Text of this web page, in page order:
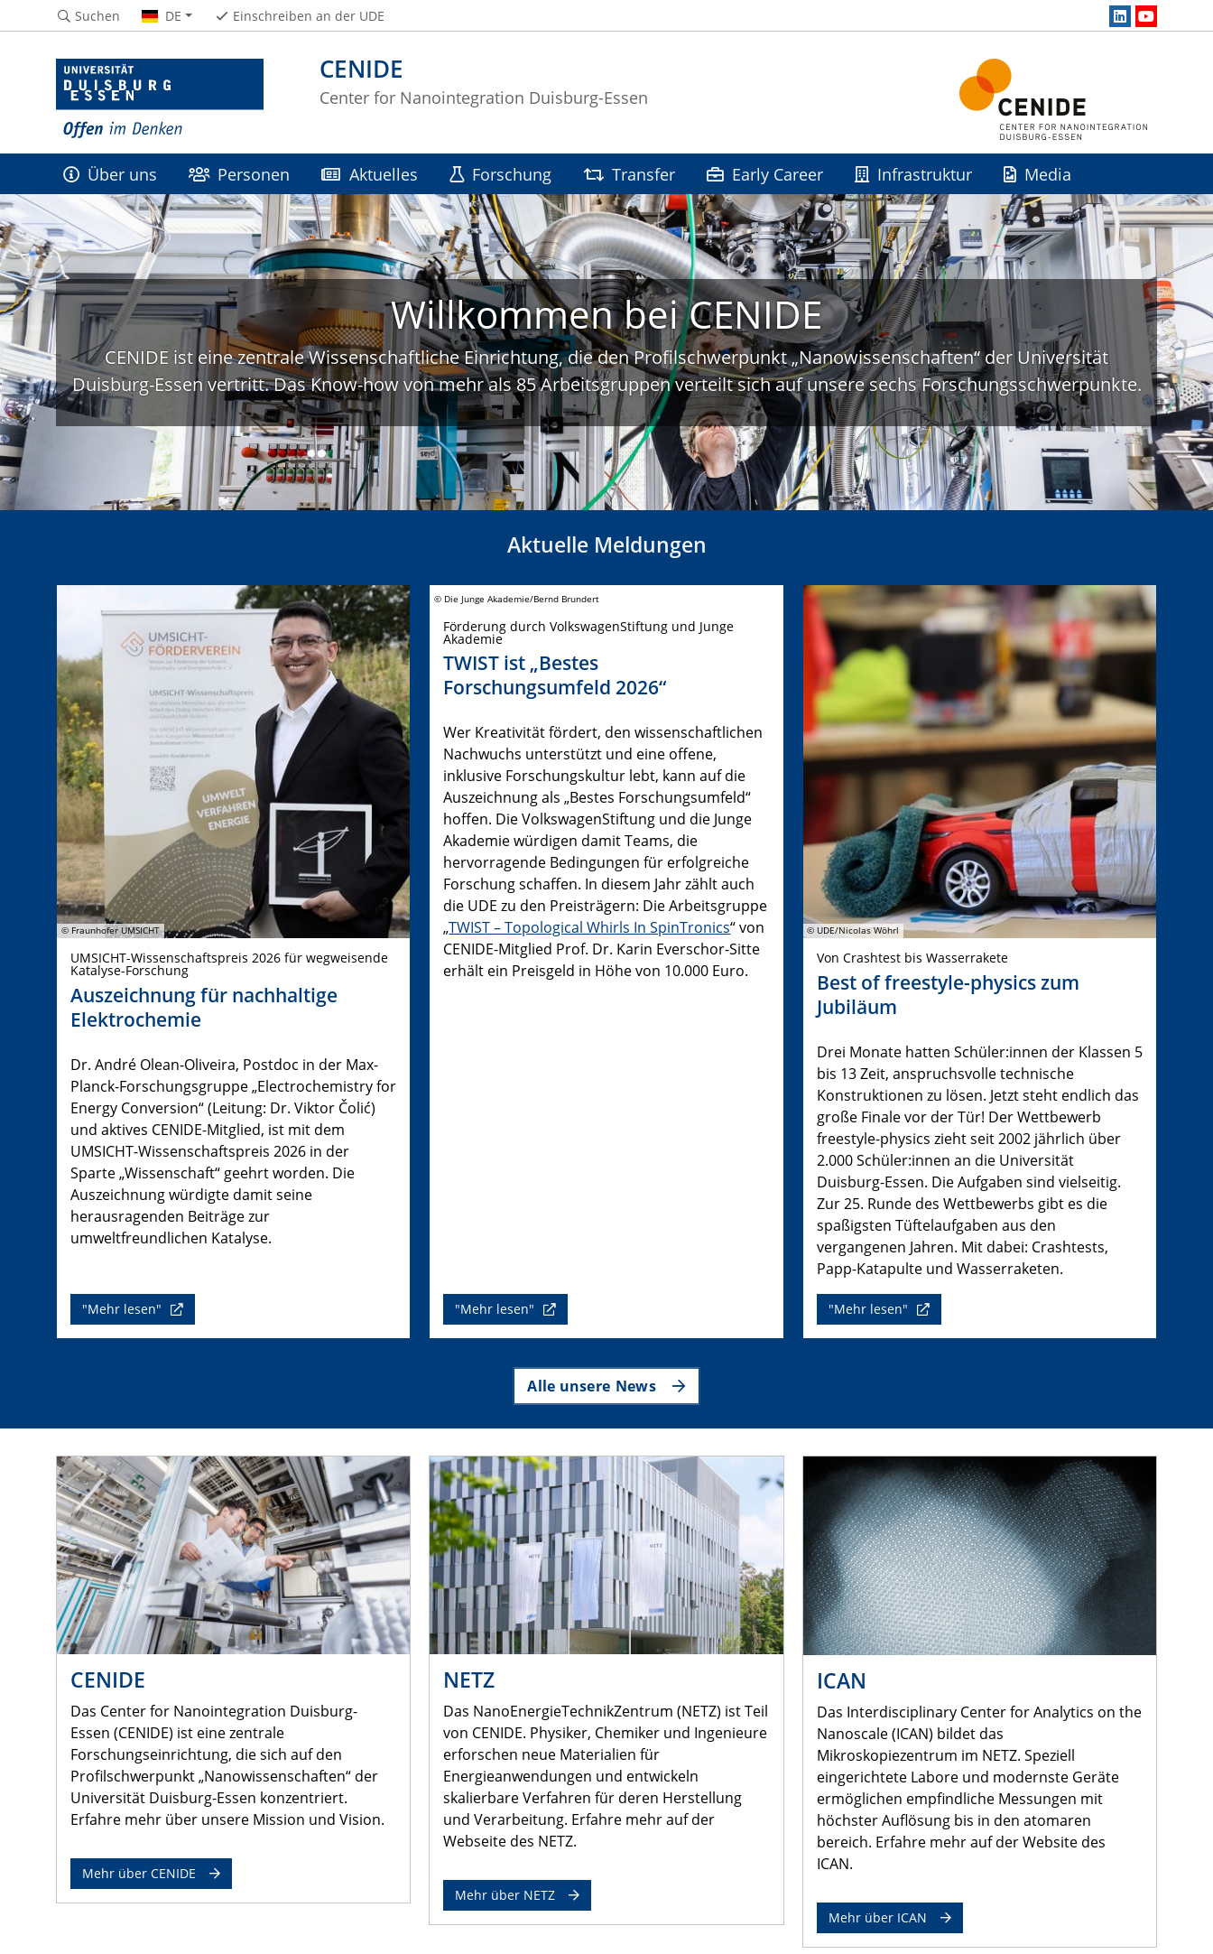
CENIDE
Center for Nanointegration Duisburg-Essen
Suchen DE Einschreiben an der UDE
Über uns Personen Aktuelles Forschung Transfer Early Career Infrastruktur Media
Willkommen bei CENIDE
CENIDE ist eine zentrale Wissenschaftliche Einrichtung, die den Profilschwerpunkt „Nanowissenschaften“ der Universität
Duisburg-Essen vertritt. Das Know-how von mehr als 85 Arbeitsgruppen verteilt sich auf unsere sechs Forschungsschwerpunkte.
Aktuelle Meldungen
© Fraunhofer UMSICHT
UMSICHT-Wissenschaftspreis 2026 für wegweisende
Katalyse-Forschung
Auszeichnung für nachhaltige
Elektrochemie
Dr. André Olean-Oliveira, Postdoc in der Max-
Planck-Forschungsgruppe „Electrochemistry for
Energy Conversion“ (Leitung: Dr. Viktor Čolić)
und aktives CENIDE-Mitglied, ist mit dem
UMSICHT-Wissenschaftspreis 2026 in der
Sparte „Wissenschaft“ geehrt worden. Die
Auszeichnung würdigte damit seine
herausragenden Beiträge zur
umweltfreundlichen Katalyse.
"Mehr lesen"
© Die Junge Akademie/Bernd Brundert
Förderung durch VolkswagenStiftung und Junge
Akademie
TWIST ist „Bestes
Forschungsumfeld 2026“
Wer Kreativität fördert, den wissenschaftlichen
Nachwuchs unterstützt und eine offene,
inklusive Forschungskultur lebt, kann auf die
Auszeichnung als „Bestes Forschungsumfeld“
hoffen. Die VolkswagenStiftung und die Junge
Akademie würdigen damit Teams, die
hervorragende Bedingungen für erfolgreiche
Forschung schaffen. In diesem Jahr zählt auch
die UDE zu den Preisträgern: Die Arbeitsgruppe
„TWIST – Topological Whirls In SpinTronics“ von
CENIDE-Mitglied Prof. Dr. Karin Everschor-Sitte
erhält ein Preisgeld in Höhe von 10.000 Euro.
"Mehr lesen"
© UDE/Nicolas Wöhrl
Von Crashtest bis Wasserrakete
Best of freestyle-physics zum
Jubiläum
Drei Monate hatten Schüler:innen der Klassen 5
bis 13 Zeit, anspruchsvolle technische
Konstruktionen zu lösen. Jetzt steht endlich das
große Finale vor der Tür! Der Wettbewerb
freestyle-physics zieht seit 2002 jährlich über
2.000 Schüler:innen an die Universität
Duisburg-Essen. Die Aufgaben sind vielseitig.
Zur 25. Runde des Wettbewerbs gibt es die
spaßigsten Tüftelaufgaben aus den
vergangenen Jahren. Mit dabei: Crashtests,
Papp-Katapulte und Wasserraketen.
"Mehr lesen"
Alle unsere News
CENIDE
Das Center for Nanointegration Duisburg-
Essen (CENIDE) ist eine zentrale
Forschungseinrichtung, die sich auf den
Profilschwerpunkt „Nanowissenschaften“ der
Universität Duisburg-Essen konzentriert.
Erfahre mehr über unsere Mission und Vision.
Mehr über CENIDE
NETZ
Das NanoEnergieTechnikZentrum (NETZ) ist Teil
von CENIDE. Physiker, Chemiker und Ingenieure
erforschen neue Materialien für
Energieanwendungen und entwickeln
skalierbare Verfahren für deren Herstellung
und Verarbeitung. Erfahre mehr auf der
Webseite des NETZ.
Mehr über NETZ
ICAN
Das Interdisciplinary Center for Analytics on the
Nanoscale (ICAN) bildet das
Mikroskopiezentrum im NETZ. Speziell
eingerichtete Labore und modernste Geräte
ermöglichen empfindliche Messungen mit
höchster Auflösung bis in den atomaren
bereich. Erfahre mehr auf der Website des
ICAN.
Mehr über ICAN